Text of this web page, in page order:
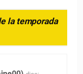
la temporada